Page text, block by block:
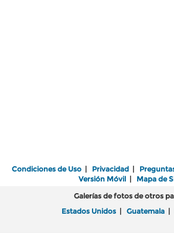
Condiciones de Uso | Privacidad |
Versión Móvil| Mapa de
Galerías de fotos de otros
Estados Unidos | Guatemala |